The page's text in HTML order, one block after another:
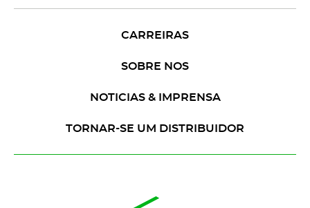
CARREIRAS
SOBRE NOS
NOTICIAS & IMPRENSA
TORNAR-SE UM DISTRIBUIDOR